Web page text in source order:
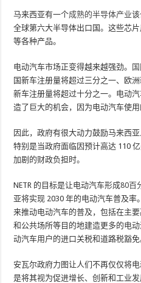
马来西亚有一个成熟的半导体产业
全球第六大半导体出口国。这些芯
等各种产品。
电动汽车市场正变得越来越强劲。
国新车注册量将超过三分之一、欧
新车注册量将超过十分之一。电动
造了巨大的机会，因为电动汽车使
因此，政府有很大动力鼓励马来西
特别是当政府面临因预计高达 110
加剧的财政负担时。
NETR 的目标是让电动汽车形成80百
亚将实现 2030 年的电动汽车普及
来推动电动汽车的普及，包括在主
和公共场所等目的地建造更多的电
动汽车用户的进口关税和道路税豁免
安瓦尔政府力图让人们不再仅仅将
是将其视为促进增长、创新和工业